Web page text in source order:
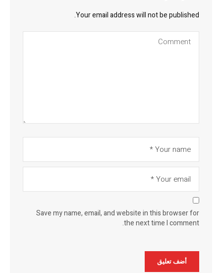
Your email address will not be published.
Save my name, email, and website in this browser for
the next time I comment.